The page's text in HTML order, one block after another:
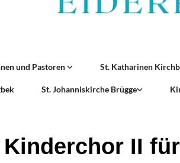
und Pastoren St. Katharinen
St. Johanniskirche Brügge
Kinderchor II